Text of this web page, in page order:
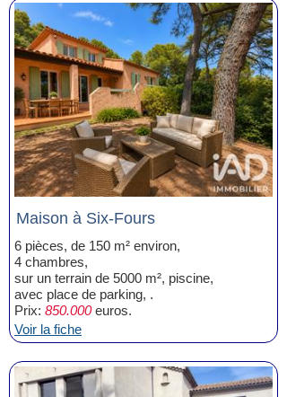
Maison à Six-Fours
6 pièces, de 150 m² environ,
4 chambres,
sur un terrain de 5000 m², piscine,
avec place de parking, .
Prix: 850.000euros.
Voir la fiche